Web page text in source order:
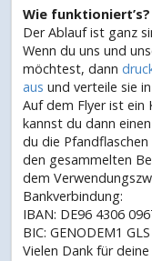
Wie funktioniert’s?
Der Ablauf ist ganz
Wenn du uns und
möchtest, dann
aus und verteile sie
Auf dem Flyer ist ein
kannst du dann
du die
den gesammelten
dem
Bankverbindung:
IBAN: DE96 4306
BIC: GENODEM1 GLS
Vielen Dank für